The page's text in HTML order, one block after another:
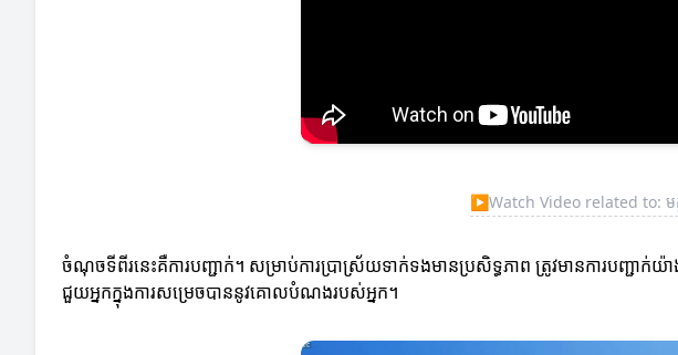
▶Watch Video related to: មគ្
ចំណុចទីពីរនេះគឺការបញ្ជាក់។ សម្រាប់ការប្រាស្រ័យទាក់ទងមានប្រសិទ្ធភាព ត្រូវមានការបញ្ជាក់
ជួយអ្នកក្នុងការសម្រេចបាននូវគោលបំណងរបស់អ្នក។